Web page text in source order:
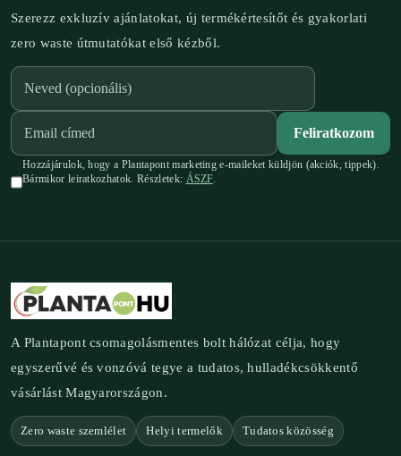
Szerezz exkluzív ajánlatokat, új termékértesítőt és gyakorlati
zero waste útmutatókat első kézből.
Feliratkozom
Hozzájárulok, hogy a Plantapont marketing e-maileket küldjön (akciók, tippek).
Bármikor leiratkozhatok. Részletek: ÁSZF.
A Plantapont csomagolásmentes bolt hálózat célja, hogy
egyszerűvé és vonzóvá tegye a tudatos, hulladékcsökkentő
vásárlást Magyarországon.
Zero waste szemlélet Helyi termelők Tudatos közösség